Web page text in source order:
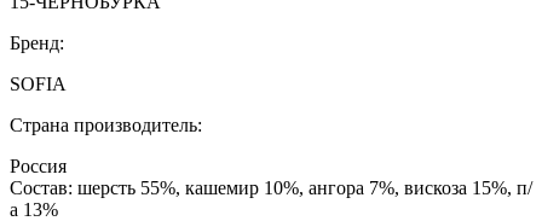
Бренд:
SOFIA
Страна производитель:
Россия
Состав: шерсть 55%, кашемир 10%, ангора 7%, вискоза 15%, п/
а 13%